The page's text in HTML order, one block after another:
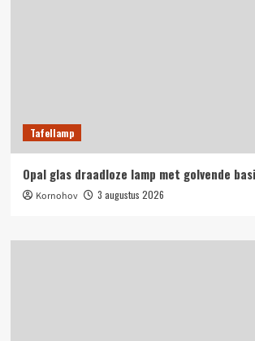
Tafellamp
Opal glas draadloze lamp met golvende
Kornohov 3 augustus 2026